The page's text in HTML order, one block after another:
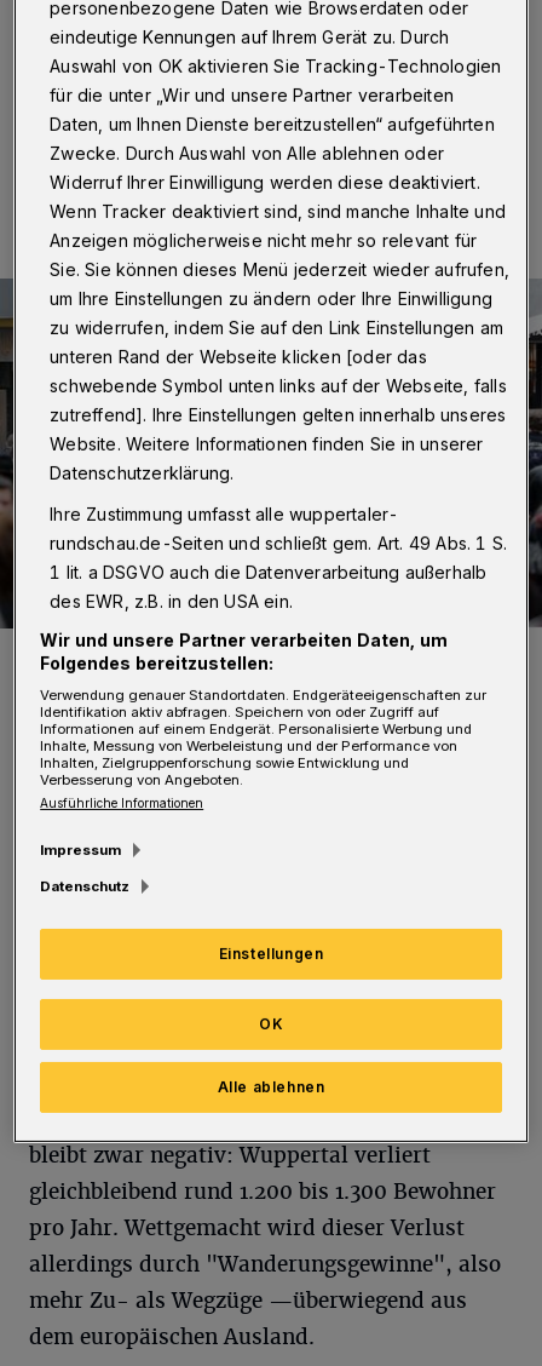
Wuppertal nimmt zurzeit leicht zu. Das ist das Ergebnis
des aktuellen "Einwohner-Saldos" für 2014.
Impression vom verkaufsoffenen Sonntag in Elberfeld.
Dabei sah die Prognoseberechnung aus dem
Jahr 2006 noch einem steten Sinkflug der
vorher. Demgegenüber landen neue
Berechnungen für 2025 bei 345.000
Wuppertalern — somit eine annähernd
stagnierende Einwohnerzahl.
Das Verhältnis von Geburten und Todesfällen
bleibt zwar negativ: Wuppertal verliert
gleichbleibend rund 1.200 bis 1.300 Bewohner
pro Jahr. Wettgemacht wird dieser Verlust
allerdings durch "Wanderungsgewinne", also
mehr Zu- als Wegzüge —überwiegend aus
dem europäischen Ausland.
personenbezogene Daten wie Browserdaten oder
eindeutige Kennungen auf Ihrem Gerät zu. Durch
Auswahl von OK aktivieren Sie Tracking-Technologien
für die unter „Wir und unsere Partner verarbeiten
Daten, um Ihnen Dienste bereitzustellen“ aufgeführten
Zwecke. Durch Auswahl von Alle ablehnen oder
Widerruf Ihrer Einwilligung werden diese deaktiviert.
Wenn Tracker deaktiviert sind, sind manche Inhalte und
Anzeigen möglicherweise nicht mehr so relevant für
Sie. Sie können dieses Menü jederzeit wieder aufrufen,
um Ihre Einstellungen zu ändern oder Ihre Einwilligung
zu widerrufen, indem Sie auf den Link Einstellungen am
unteren Rand der Webseite klicken [oder das
schwebende Symbol unten links auf der Webseite, falls
zutreffend]. Ihre Einstellungen gelten innerhalb unseres
Website. Weitere Informationen finden Sie in unserer
Datenschutzerklärung.
Ihre Zustimmung umfasst alle wuppertaler-
rundschau.de-Seiten und schließt gem. Art. 49 Abs. 1 S.
1 lit. a DSGVO auch die Datenverarbeitung außerhalb
des EWR, z.B. in den USA ein.
Wir und unsere Partner verarbeiten Daten, um
Folgendes bereitzustellen:
Verwendung genauer Standortdaten. Endgeräteeigenschaften zur
Identifikation aktiv abfragen. Speichern von oder Zugriff auf
Informationen auf einem Endgerät. Personalisierte Werbung und
Inhalte, Messung von Werbeleistung und der Performance von
Inhalten, Zielgruppenforschung sowie Entwicklung und
Verbesserung von Angeboten.
Ausführliche Informationen
Impressum
Datenschutz
Einstellungen
Alle ablehnen
OK